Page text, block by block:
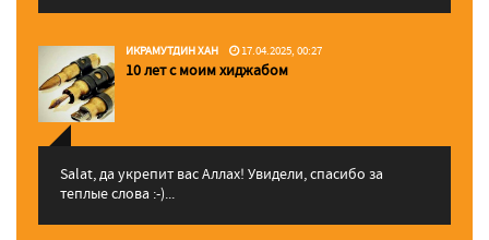
ИКРАМУТДИН ХАН 17.04.2025, 00:27
10 лет с моим хиджабом
Salat, да укрепит вас Аллаx! Увидели, спасибо за
теплые слова :-)...